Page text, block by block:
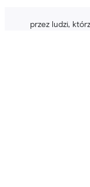
przez ludzi,